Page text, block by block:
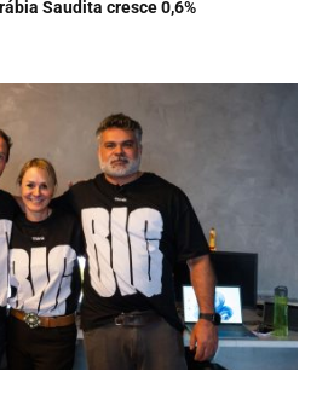
Saudita cresce 0,6%